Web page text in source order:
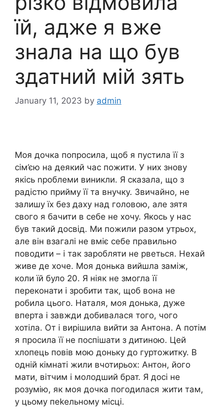
їй, адже я вже
знала на що був
здатний мій зять
January 11, 2023 by admin
Моя дочка попросила, щоб я пустила її з
сім’єю на деякий час пожити. У них знову
якісь nроблеми виникли. Я сказала, що з
радістю прийму її та внучку. Звичайно, не
залишу їх без даху над головою, але зятя
свого я бачити в себе не хочу. Якось у нас
був такий досвід. Ми пожили разом утрьох,
але він взагалі не вміє себе правильно
поводити – і так заробляти не рветься. Нехай
живе де хоче. Моя донька вийшла заміж,
коли їй було 20. Я ніяк не змогла її
переконати і зробити так, щоб вона не
робила цього. Наталя, моя донька, дуже
вперта і завжди добивалася того, чого
хотіла. От і вирішила вийти за Антона. А потім
я просила її не поспішати з дитиною. Цей
хлопець повів мою доньку до гуртожитку. В
одній кімнаті жили вчотирьох: Антон, його
мати, вітчим і молодший брат. Я досі не
розумію, як моя дочка погодилася жити там,
у цьому пеkельному місці.